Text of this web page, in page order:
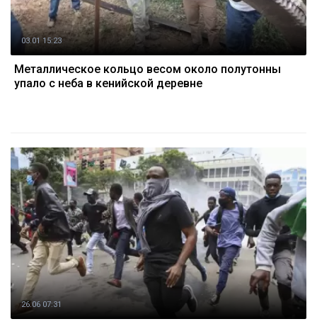
03.01 15:23
Металлическое кольцо весом около полутонны
упало с неба в кенийской деревне
26.06 07:31